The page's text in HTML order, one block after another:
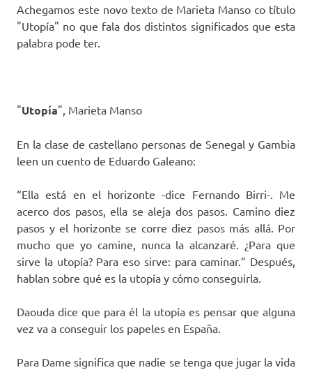
Achegamos este novo texto de Marieta Manso co título
"Utopía" no que fala dos distintos significados que esta
palabra pode ter.
"Utopía", Marieta Manso
En la clase de castellano personas de Senegal y Gambia
leen un cuento de Eduardo Galeano:
“Ella está en el horizonte -dice Fernando Birri-. Me
acerco dos pasos, ella se aleja dos pasos. Camino diez
pasos y el horizonte se corre diez pasos más allá. Por
mucho que yo camine, nunca la alcanzaré. ¿Para que
sirve la utopía? Para eso sirve: para caminar.” Después,
hablan sobre qué es la utopía y cómo conseguirla.
Daouda dice que para él la utopía es pensar que alguna
vez va a conseguir los papeles en España.
Para Dame significa que nadie se tenga que jugar la vida